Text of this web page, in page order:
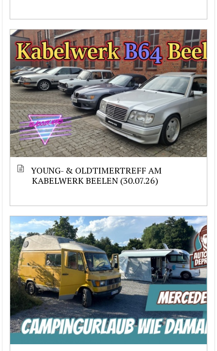
YOUNG- & OLDTIMERTREFF AM
KABELWERK BEELEN (30.07.26)